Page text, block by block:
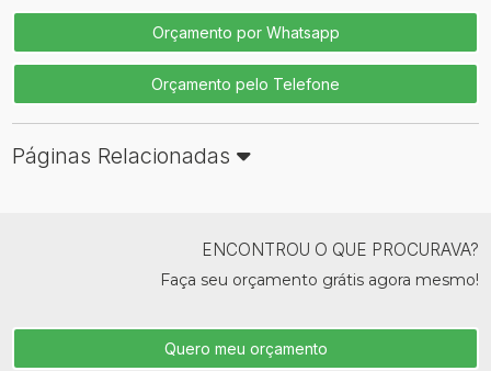
Orçamento por Whatsapp
Orçamento pelo Telefone
Páginas Relacionadas
ENCONTROU O QUE PROCURAVA?
Faça seu orçamento grátis agora mesmo!
Quero meu orçamento